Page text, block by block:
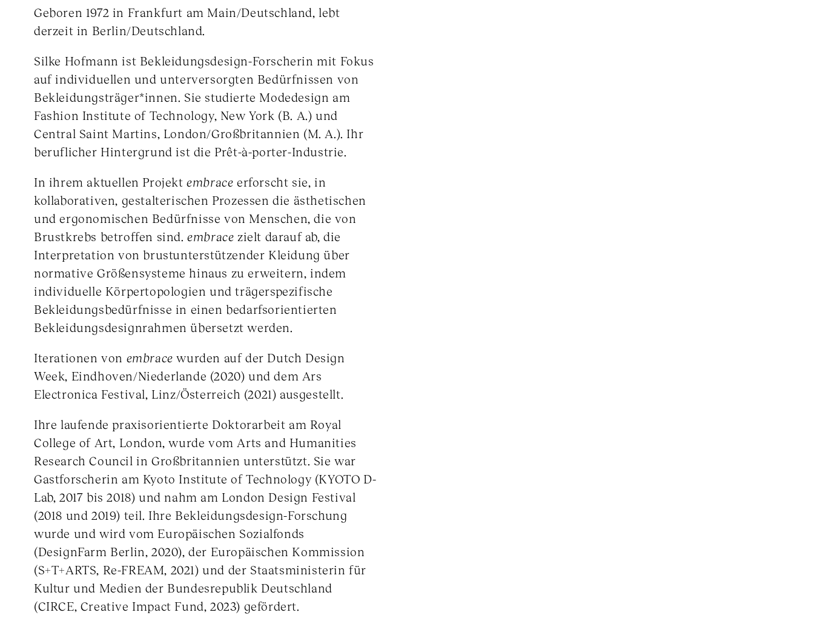
Geboren 1972 in Frankfurt am Main/Deutschland, lebt
derzeit in Berlin/Deutschland.
Silke Hofmann ist Bekleidungsdesign-Forscherin mit Fokus
auf individuellen und unterversorgten Bedürfnissen von
Bekleidungsträger*innen. Sie studierte Modedesign am
Fashion Institute of Technology, New York (B. A.) und
Central Saint Martins, London/Großbritannien (M. A.). Ihr
beruflicher Hintergrund ist die Prêt-à-porter-Industrie.
In ihrem aktuellen Projektembrace erforscht sie, in
kollaborativen, gestalterischen Prozessen die ästhetischen
und ergonomischen Bedürfnisse von Menschen, die von
Brustkrebs betroffen sind.embrace zielt darauf ab, die
Interpretation von brustunterstützender Kleidung über
normative Größensysteme hinaus zu erweitern, indem
individuelle Körpertopologien und trägerspezifische
Bekleidungsbedürfnisse in einen bedarfsorientierten
Bekleidungsdesignrahmen übersetzt werden.
Iterationen von embrace wurden auf der Dutch Design
Week, Eindhoven/Niederlande (2020) und dem Ars
Electronica Festival, Linz/Österreich (2021) ausgestellt.
Ihre laufende praxisorientierte Doktorarbeit am Royal
College of Art, London, wurde vom Arts and Humanities
Research Council in Großbritannien unterstützt. Sie war
Gastforscherin am Kyoto Institute of Technology (KYOTO D-
Lab, 2017 bis 2018) und nahm am London Design Festival
(2018 und 2019) teil. Ihre Bekleidungsdesign-Forschung
wurde und wird vom Europäischen Sozialfonds
(DesignFarm Berlin, 2020), der Europäischen Kommission
(S+T+ARTS, Re-FREAM, 2021) und der Staatsministerin für
Kultur und Medien der Bundesrepublik Deutschland
(CIRCE, Creative Impact Fund, 2023) gefördert.